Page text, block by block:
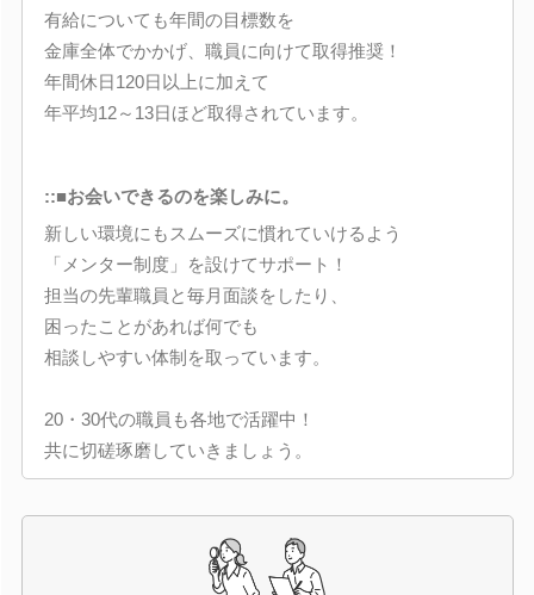
有給についても年間の目標数を
金庫全体でかかげ、職員に向けて取得推奨！
年間休日120日以上に加えて
年平均12～13日ほど取得されています。
::■お会いできるのを楽しみに。
新しい環境にもスムーズに慣れていけるよう
「メンター制度」を設けてサポート！
担当の先輩職員と毎月面談をしたり、
困ったことがあれば何でも
相談しやすい体制を取っています。
20・30代の職員も各地で活躍中！
共に切磋琢磨していきましょう。